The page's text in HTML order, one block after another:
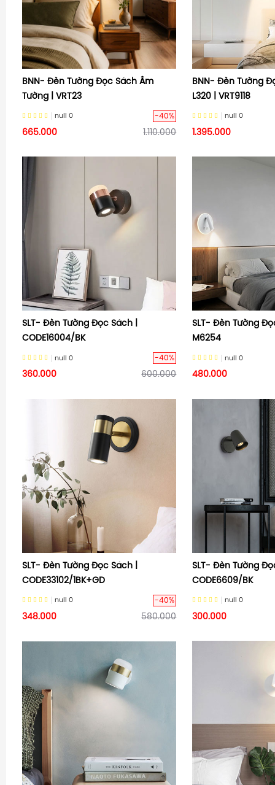
BNN- Đèn Tường Đọc Sách Âm
Tường | VRT23
null 0 -40%
665.000 1.110.000
BNN- Đèn Tường
L320 | VRT9118
null 0
1.395.000
SLT- Đèn Tường Đọc Sách |
CODE16004/BK
null 0 -40%
360.000 600.000
SLT- Đèn Tường
M6254
null 0
480.000
SLT- Đèn Tường Đọc Sách |
CODE33102/1BK+GD
null 0 -40%
348.000 580.000
SLT- Đèn Tường
CODE6609/BK
null 0
300.000